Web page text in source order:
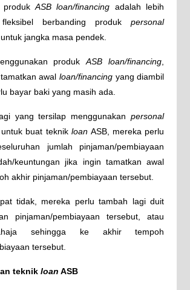
ASB loan/financing adalah lebih
berbanding produkpersonal
jangka masa pendek.
produkASB loan/financing
awalloan/financing yang diambil
bayar baki yang masih ada.
yang tersilap menggunakanpersonal
buat teknikloan ASB, mereka perlu
jumlah pinjaman/pembiayaan
keuntungan jika ingin tamatkan awal
akhir pinjaman/pembiayaan tersebut.
tidak, mereka perlu tambah lagi duit
pinjaman/pembiayaan tersebut, atau
sehingga ke akhir tempoh
tersebut.
teknik loan ASB